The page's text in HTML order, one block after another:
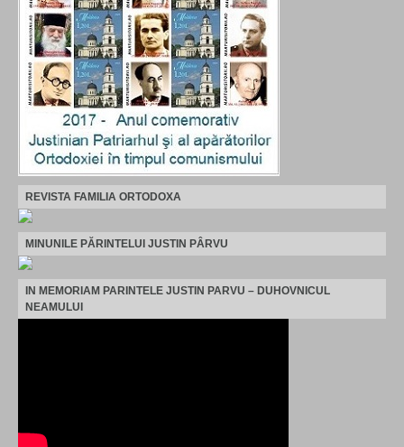
REVISTA FAMILIA ORTODOXA
MINUNILE PĂRINTELUI JUSTIN PÂRVU
IN MEMORIAM PARINTELE JUSTIN PARVU – DUHOVNICUL
NEAMULUI